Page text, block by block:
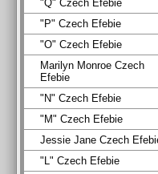
"Q" Czech Efebie
"P" Czech Efebie
"O" Czech Efebie
Marilyn Monroe Czech
Efebie
"N" Czech Efebie
"M" Czech Efebie
Jessie Jane Czech
"L" Czech Efebie